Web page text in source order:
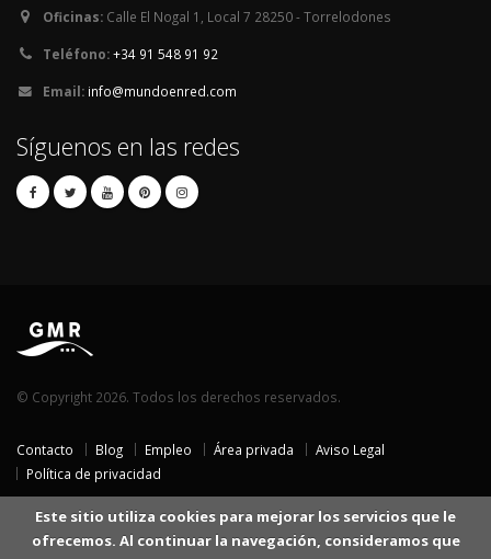
Oficinas: Calle El Nogal 1, Local 7 28250 - Torrelodones
Teléfono:+34 91 548 91 92
Email: info@mundoenred.com
Síguenos en las redes
© Copyright 2026. Todos los derechos reservados.
Contacto Blog Empleo Área privada
Aviso Legal
Política de privacidad
Este sitio utiliza cookies para mejorar los servicios que le
ofrecemos. Al continuar la navegación, consideramos que